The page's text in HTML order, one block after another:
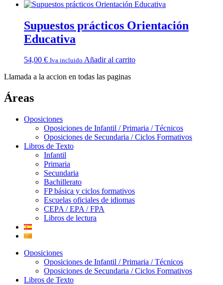
Supuestos prácticos Orientación
Educativa
54,00 € Iva incluido Añadir al carrito
Llamada a la accion en todas las paginas
Áreas
Oposiciones
Oposiciones de Infantil / Primaria / Técnicos
Oposiciones de Secundaria / Ciclos Formativos
Libros de Texto
Infantil
Primaria
Secundaria
Bachillerato
FP básica y ciclos formativos
Escuelas oficiales de idiomas
CEPA / EPA / FPA
Libros de lectura
Oposiciones
Oposiciones de Infantil / Primaria / Técnicos
Oposiciones de Secundaria / Ciclos Formativos
Libros de Texto